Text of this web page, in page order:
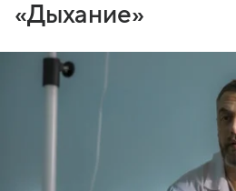
«Дыхание»